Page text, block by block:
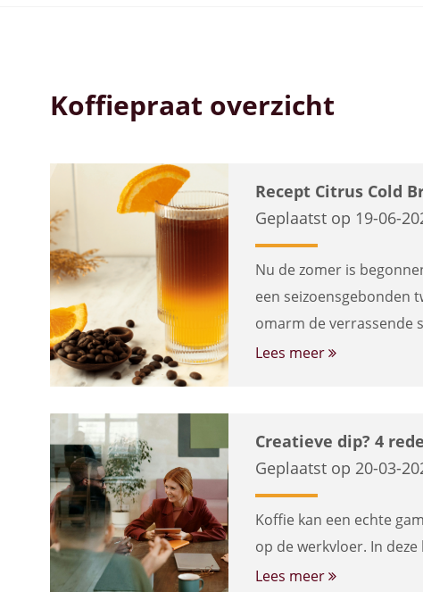
Koffiepraat overzicht
Recept Citrus Cold
Geplaatst op 19-06-
Nu de zomer is
een seizoensgebonden
omarm de verrassende
Lees meer
Creatieve dip? 4
Geplaatst op 20-03-
Koffie kan een echte
op de werkvloer. In
Lees meer